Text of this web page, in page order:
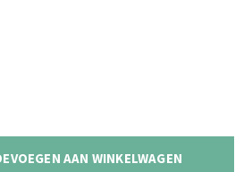
AAN WINKELWAGEN